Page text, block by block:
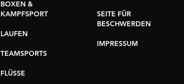
BOXEN &
KAMPFSPORT
LAUFEN
TEAMSPORTS
FLÜSSE
SEITE FÜR
BESCHWERDEN
IMPRESSUM